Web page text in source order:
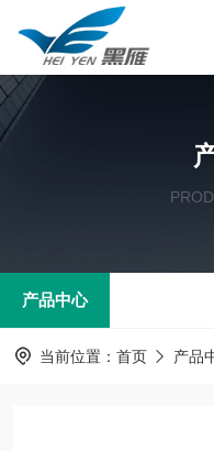
产品中心
当前位置： 首页 产品